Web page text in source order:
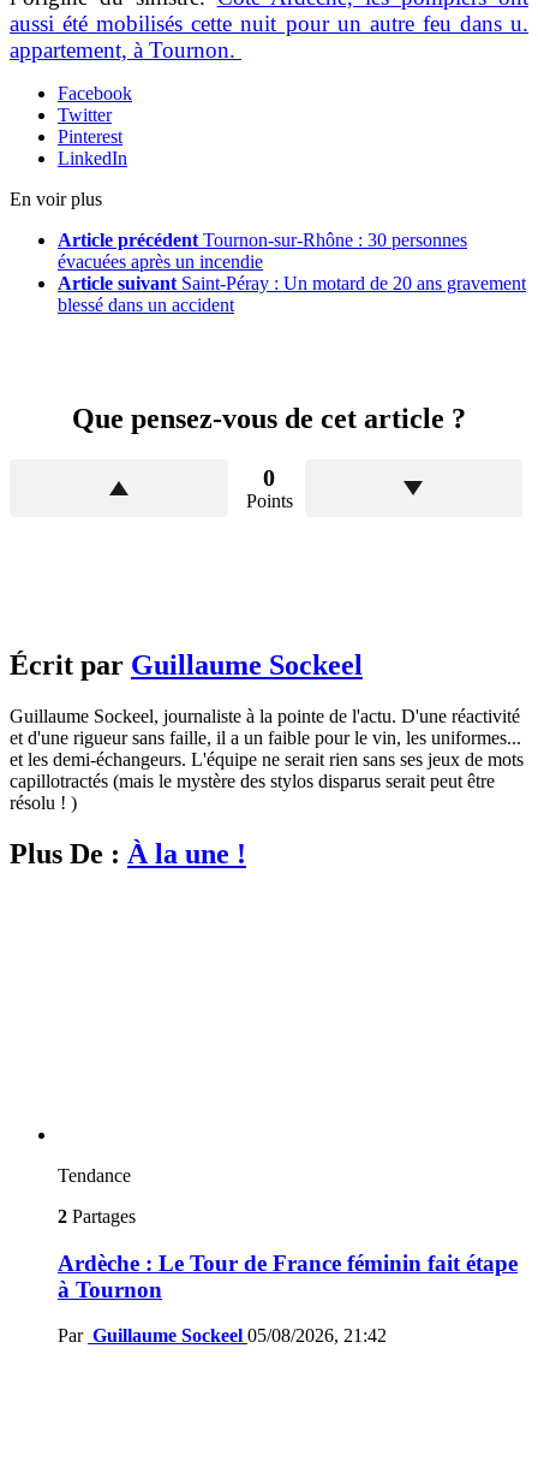
aussi été mobilisés cette nuit pour un autre feu dans u.
appartement, à Tournon.
Facebook
Twitter
Pinterest
LinkedIn
En voir plus
Article précédent Tournon-sur-Rhône : 30 personnes
évacuées après un incendie
Article suivant Saint-Péray : Un motard de 20 ans gravement
blessé dans un accident
Que pensez-vous de cet article ?
0
Points
Écrit par Guillaume Sockeel
Guillaume Sockeel, journaliste à la pointe de l'actu. D'une réactivité
et d'une rigueur sans faille, il a un faible pour le vin, les uniformes...
et les demi-échangeurs. L'équipe ne serait rien sans ses jeux de mots
capillotractés (mais le mystère des stylos disparus serait peut être
résolu ! )
Plus De : À la une !
Tendance
2 Partages
Ardèche : Le Tour de France féminin fait étape
à Tournon
Par Guillaume Sockeel 05/08/2026, 21:42